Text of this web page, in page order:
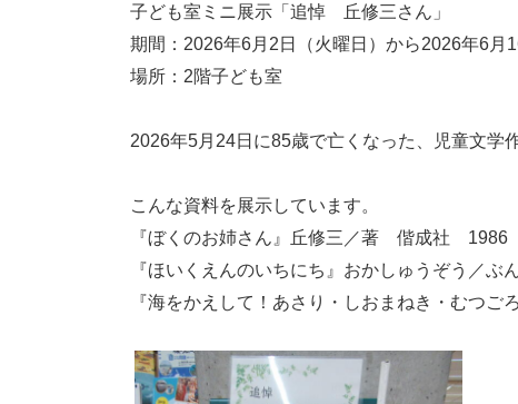
子ども室ミニ展示「追悼 丘修三さん」
期間：2026年6月2日（火曜日）から2026年6月
場所：2階子ども室
2026年5月24日に85歳で亡くなった、児童文学
こんな資料を展示しています。
『ぼくのお姉さん』丘修三／著 偕成社 1986
『ほいくえんのいちにち』おかしゅうぞう
『海をかえして！あさり・しおまねき・む